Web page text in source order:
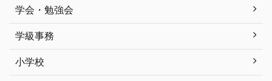
学会・勉強会
学級事務
小学校